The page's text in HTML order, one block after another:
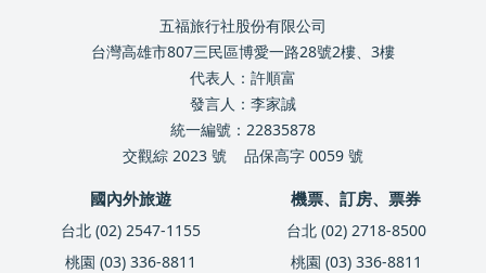
五福旅行社股份有限公司
台灣高雄市807三民區博愛一路28號2樓、3樓
代表人：許順富
發言人：李家誠
統一編號：22835878
交觀綜 2023 號
品保高字 0059 號
國內外旅遊
台北 (02) 2547-1155
桃園 (03) 336-8811
機票、訂房、票券
台北 (02) 2718-8500
桃園 (03) 336-8811